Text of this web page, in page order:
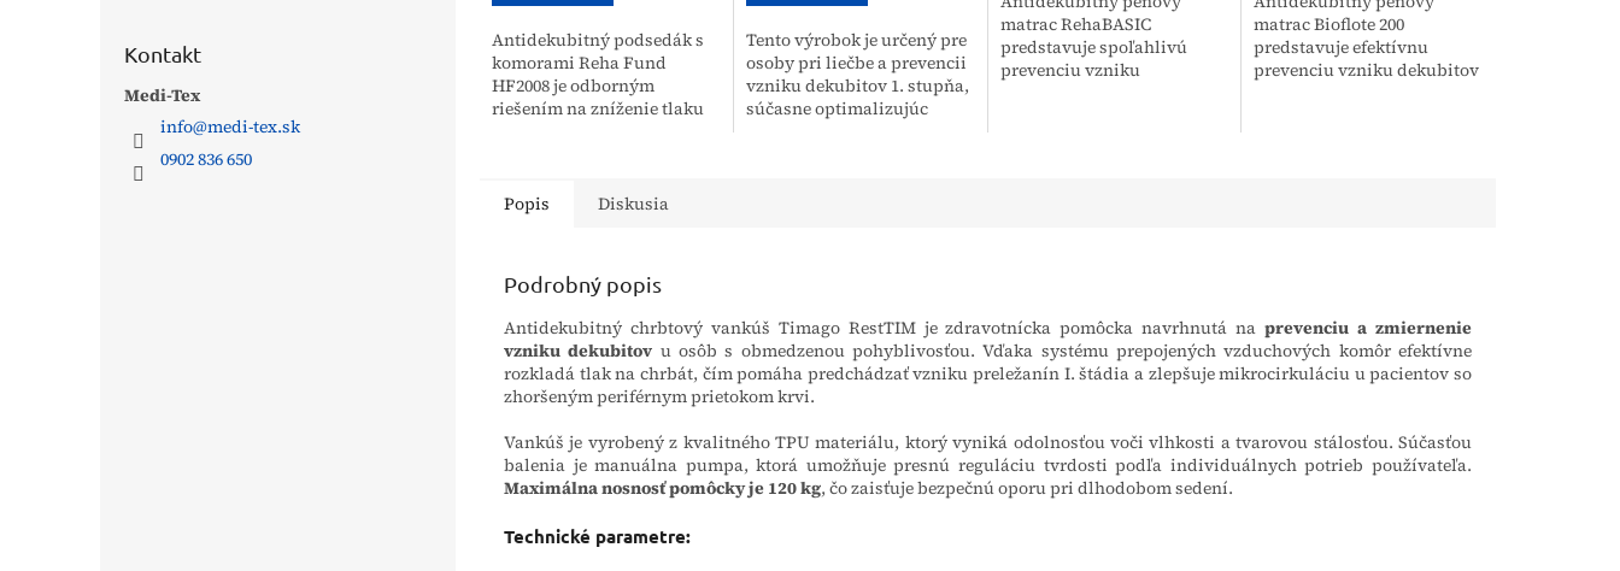
Kontakt
Medi-Tex
info@medi-tex.sk
0902 836 650
Antidekubitný podsedák s
komorami Reha Fund
HF2008 je odborným
riešením na zníženie tlaku
Vďaka špeciálnej...
Tento výrobok je určený pre
osoby pri liečbe a prevencii
vzniku dekubitov 1. stupňa,
súčasne optimalizujúc
matrac RehaBASIC
predstavuje spoľahlivú
prevenciu vzniku
matrac Bioflote 200
predstavuje efektívnu
prevenciu vzniku dekubitov
Popis Diskusia
Podrobný popis
Antidekubitný chrbtový vankúš Timago RestTIM je zdravotnícka pomôcka navrhnutá naprevenciu a zmiernenie
vzniku dekubitov u osôb s obmedzenou pohyblivosťou. Vďaka systému prepojených vzduchových komôr efektívne
rozkladá tlak na chrbát, čím pomáha predchádzať vzniku preležanín I. štádia a zlepšuje mikrocirkuláciu u pacientov so
zhoršeným periférnym prietokom krvi.
Vankúš je vyrobený z kvalitného TPU materiálu, ktorý vyniká odolnosťou voči vlhkosti a tvarovou stálosťou. Súčasťou
balenia je manuálna pumpa, ktorá umožňuje presnú reguláciu tvrdosti podľa individuálnych potrieb používateľa.
Maximálna nosnosť pomôcky je 120 kg, čo zaisťuje bezpečnú oporu pri dlhodobom sedení.
Technické parametre: